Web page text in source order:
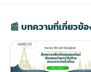
📰 บทความที่เกี่ยวข้